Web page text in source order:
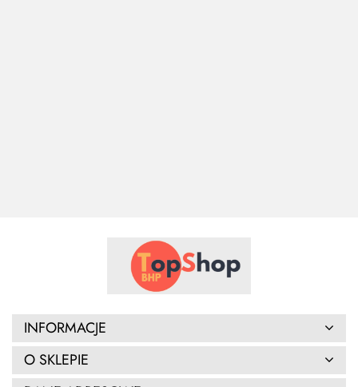
INFORMACJE
O SKLEPIE